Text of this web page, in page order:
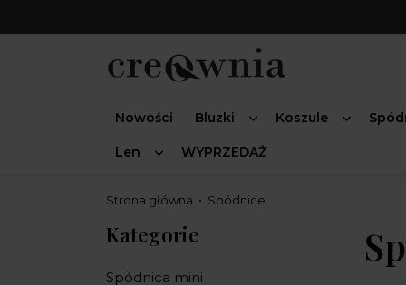
Nowości Bluzki Koszule
Len WYPRZEDAŻ
Strona główna Spódnice
Kategorie
Spódnica mini